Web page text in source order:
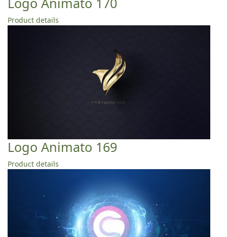
Product details
Logo Animato 169
Product details